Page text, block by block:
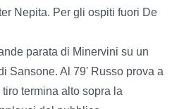
Nepita. Per gli ospiti fuori De
parata di Minervini su un
Sansone. Al 79' Russo prova a
termina alto sopra la